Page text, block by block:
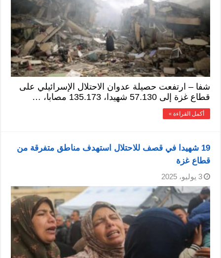
شفا – ارتفعت حصيلة عدوان الاحتلال الإسرائيلي على
قطاع غزة إلى 57.130 شهيدا، 135.173 مصابا، …
أكمل القراءة »
19 شهيدا في قصف للاحتلال استهدف مناطق متفرقة من
قطاع غزة
3 يوليو، 2025